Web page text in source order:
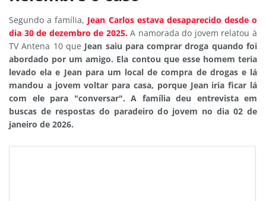
Segundo a família, Jean Carlos estava desaparecido desde o
dia 30 de dezembro de 2025.A namorada do jovem relatou à
TV Antena 10 que Jean saiu para comprar droga quando foi
abordado por um amigo. Ela contou que esse homem teria
levado ela e Jean para um local de compra de drogas e lá
mandou a jovem voltar para casa, porque Jean iria ficar lá
com ele para "conversar". A família deu entrevista em
buscas de respostas do paradeiro do jovem no dia 02 de
janeiro de 2026.